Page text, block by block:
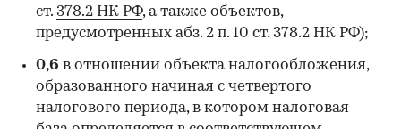
ст. 378.2 НК РФ, а также объектов,
предусмотренных абз. 2 п. 10 ст. 378.2 НК РФ);
0,6 в отношении объекта налогообложения,
образованного начиная с четвертого
налогового периода, в котором налоговая